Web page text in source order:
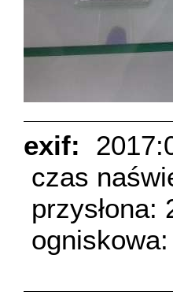
exif:
czas
przysłona: